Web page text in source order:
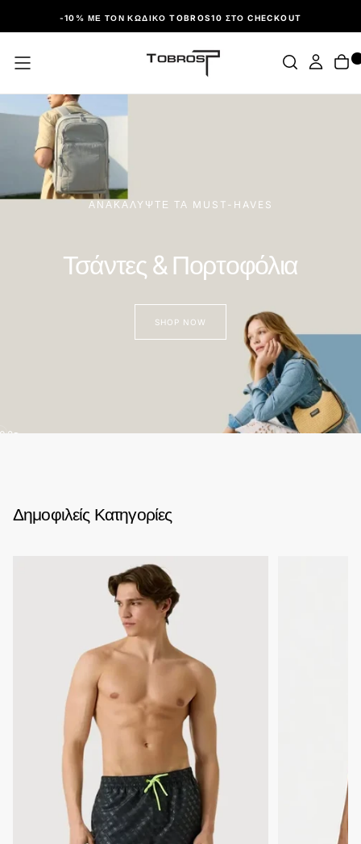
ΠΑΡΆΛΕΙΨΗ-10% ΜΕ ΤΟΝ ΚΩΔΙΚΌ TOBROS10 ΣΤΟ CHECKOUT
ΑΝΑΚΑΛΥΨΤΕ ΤΑ MUST-HAVES
Τσάντες & Πορτοφόλια
SHOP NOW
02
Δημοφιλείς Κατηγορίες